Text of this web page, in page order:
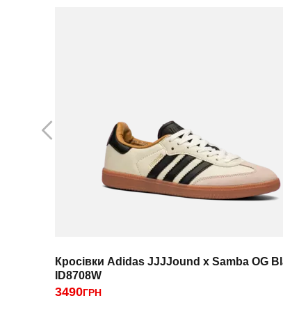
Кросівки Adidas JJJJound x Samba OG
ID8708W
3490ГРН